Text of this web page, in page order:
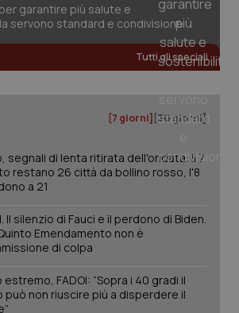
garantire più salute e
servono standard e condivisione
Tutti gli speciali
[7 giorni] [30 giorni]
segnali di lenta ritirata dell'ondata: il 7
restano 26 città da bollino rosso, l'8
a 21
Il silenzio di Fauci e il perdono di Biden.
Emendamento non è
di colpa
estremo, FADOI: “Sopra i 40 gradi il
può non riuscire più a disperdere il
www.quotidianosanita.it
Google LLC
.quotidianosanita.it